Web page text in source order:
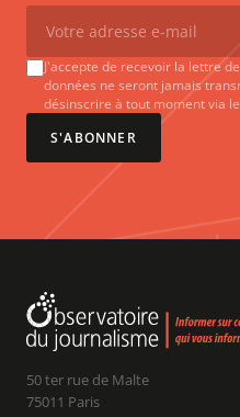
J'accepte de recevoir la lettre
données ne seront jamais
désinscrire à tout moment via
S'ABONNER
50 ter rue de Malte
75011 Paris